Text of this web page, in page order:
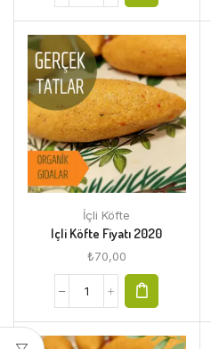
İçli Köfte
Içli Köfte Fiyatı 2020
₺70,00